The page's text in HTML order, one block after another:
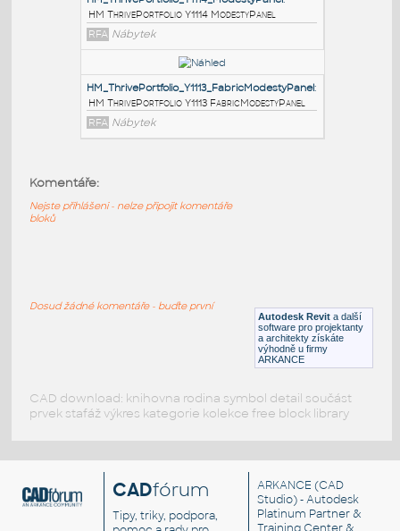
HM_ThrivePortfolio_Y1116_Surface-
AttachedScreen:
HM ThrivePortfolio Y1116 Surface-
AttachedScreen
RFA Nábytek
HM ThrivePortfolio Y1114 ModestyPanel
HM ThrivePortfolio Y1113 FabricModestyPanel
Autodesk Revit a další
software pro projektanty
a architekty získáte
výhodně u firmy
ARKANCE
Komentáře:
Nejste přihlášeni - nelze připojit komentáře
bloků
Dosud žádné komentáře - buďte první
CAD download: knihovna rodina symbol detail součást
prvek stafáž výkres kategorie kolekce free block library
CADfórum
Tipy, triky, podpora,
ARKANCE (CAD
Studio) - Autodesk
Platinum Partner &